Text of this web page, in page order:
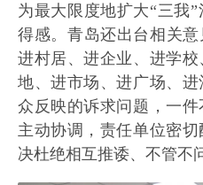
为最大限度地扩大“三我
得感。青岛还出台相关
进村居、进企业、进学
地、进市场、进广场、
众反映的诉求问题，一
主动协调，责任单位密
决杜绝相互推诿、不管不